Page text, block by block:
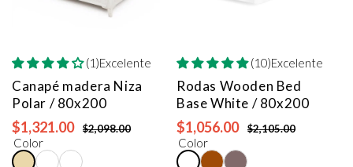
(1)Excelente
Canapé madera Niza
Polar / 80x200
$1,321.00 $2,098.00
Color
(10)Excelente
Rodas Wooden Bed
BaseWhite / 80x200
$1,056.00 $2,105.00
Color